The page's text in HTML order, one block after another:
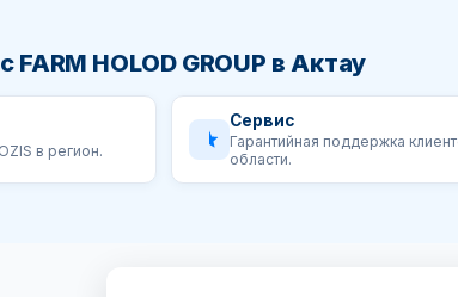
HOLOD GROUP в Актау
в регион.
Сервис
Гарантийная поддержка
области.